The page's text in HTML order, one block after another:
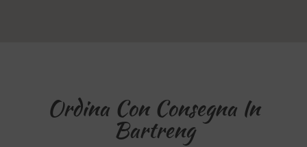
Ordina Con Consegna In
Bartreng